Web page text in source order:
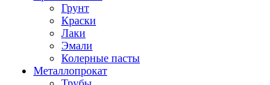
Грунт
Краски
Лаки
Эмали
Колерные пасты
Металлопрокат